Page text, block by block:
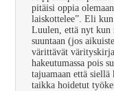
pitäisi oppia
laiskottelee”. Eli
Luulen, että nyt kun
suuntaan (jos
värittävät
hakeutumassa pois
tajuamaan että
taikka hoidetut